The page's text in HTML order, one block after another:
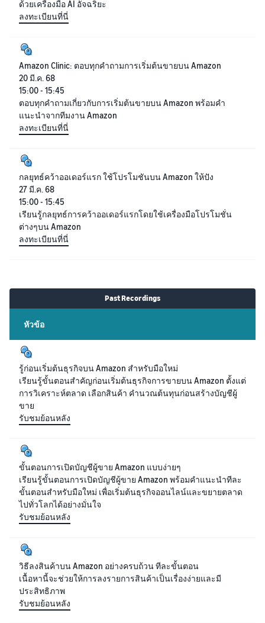
ด้วยเครื่องมือ AI อัจฉริยะ
ลงทะเบียนที่นี่
Amazon Clinic: ตอบทุกคำถามการเริ่มต้นขายบน Amazon
20 มี.ค. 68
15:00 - 15:45
ตอบทุกคำถามเกี่ยวกับการเริ่มต้นขายบน Amazon พร้อมคำ
แนะนำจากทีมงาน Amazon
ลงทะเบียนที่นี่
กลยุทธ์คว้าออเดอร์แรก ใช้โปรโมชันบน Amazon ให้ปัง
27 มี.ค. 68
15:00 - 15:45
เรียนรู้กลยุทธ์การคว้าออเดอร์แรกโดยใช้เครื่องมือโปรโมชั่น
ต่างๆบน Amazon
ลงทะเบียนที่นี่
Past Recordings
หัวข้อ
รู้ก่อนเริ่มต้นธุรกิจบน Amazon สำหรับมือใหม่
เรียนรู้ขั้นตอนสำคัญก่อนเริ่มต้นธุรกิจการขายบน Amazon ตั้งแต่
การวิเคราะห์ตลาด เลือกสินค้า คำนวณต้นทุนก่อนสร้างบัญชีผู้
ขาย
รับชมย้อนหลัง
ขั้นตอนการเปิดบัญชีผู้ขาย Amazon แบบง่ายๆ
เรียนรู้ขั้นตอนการเปิดบัญชีผู้ขาย Amazon พร้อมคำแนะนำทีละ
ขั้นตอนสำหรับมือใหม่ เพื่อเริ่มต้นธุรกิจออนไลน์และขยายตลาด
ไปทั่วโลกได้อย่างมั่นใจ
รับชมย้อนหลัง
วิธีลงสินค้าบน Amazon อย่างครบถ้วน ทีละขั้นตอน
เนื้อหานี้จะช่วยให้การลงรายการสินค้าเป็นเรื่องง่ายและมี
ประสิทธิภาพ
รับชมย้อนหลัง